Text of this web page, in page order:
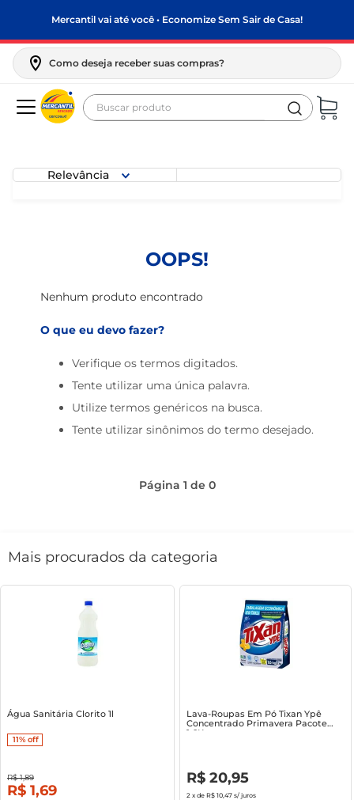
Mercantil vai até você • Economize Sem Sair de Casa!
Como deseja receber suas compras?
Buscar produto
Relevância
OOPS!
Nenhum produto encontrado
O que eu devo fazer?
Verifique os termos digitados.
Tente utilizar uma única palavra.
Utilize termos genéricos na busca.
Tente utilizar sinônimos do termo desejado.
Página 1 de 0
Mais procurados da categoria
Água Sanitária Clorito 1l
11%off
R$ 1,89
R$ 1,69
Lava-Roupas Em Pó Tixan Ypê
Concentrado Primavera Pacote
1.6Kg
R$ 20,95
2 x de R$ 10,47 s/ juros
Termos mais buscados
frango
feijão
macarrão